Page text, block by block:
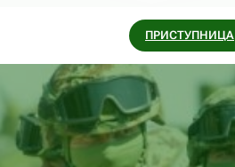
ПРИСТУПНИЦА